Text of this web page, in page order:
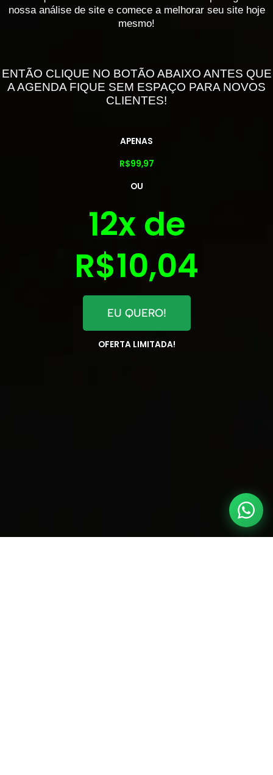
nossa análise de site e comece a melhorar seu site hoje
mesmo!
ENTÃO CLIQUE NO BOTÃO ABAIXO ANTES QUE
A AGENDA FIQUE SEM ESPAÇO PARA NOVOS
CLIENTES!
APENAS
R$99,97
OU
12x de
R$10,04
EU QUERO!
OFERTA LIMITADA!